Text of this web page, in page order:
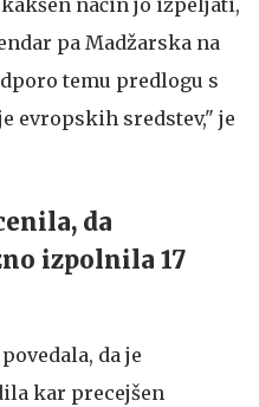
pa Madžarska na
temu predlogu s
evropskih sredstev," je
da
izpolnila 17
da je
kar precejšen